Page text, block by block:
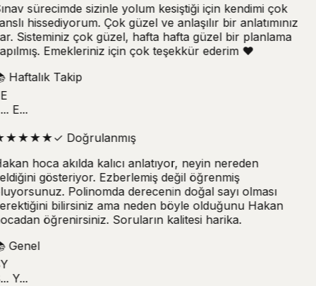
sürecimde sizinle yolum kesiştiği için kendimi çok
hissediyorum. Çok güzel ve anlaşılır bir anlatımınız
Sisteminiz çok güzel, hafta hafta güzel bir planlama
Emekleriniz için çok teşekkür ederim ❤️
Haftalık Takip
E...
★★★★✓Doğrulanmış
hoca akılda kalıcı anlatıyor, neyin nereden
gösteriyor. Ezberlemiş değil öğrenmiş
Polinomda derecenin doğal sayı olması
bilirsiniz ama neden böyle olduğunu Hakan
öğrenirsiniz. Soruların kalitesi harika.
Genel
Y...